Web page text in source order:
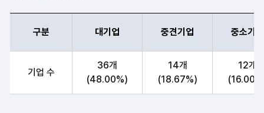
구분, 대기업,중견기업,중소기업, 공공기관, 기관 및 단체(협회) 기
구분 대기업 중견기업 중소기업
기업 수
36개
(48.00%)
14개
(18.67%)
12개